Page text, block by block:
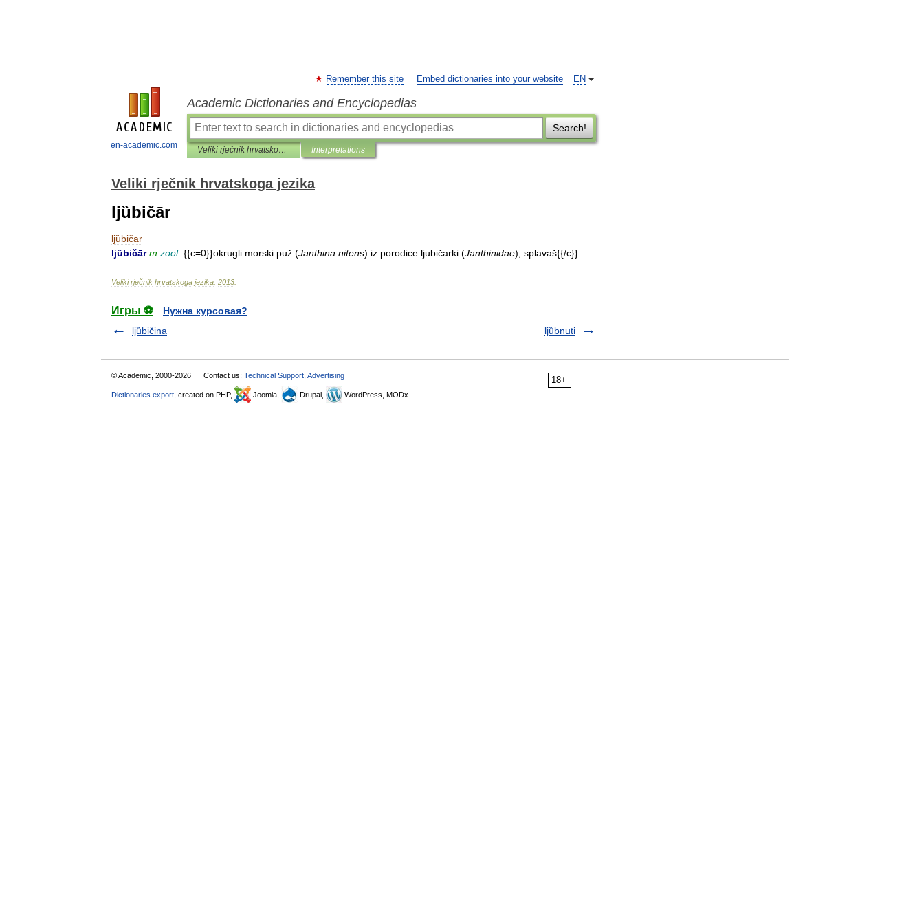
en-academic.com
EN
Remember this site Embed dictionaries into your website
Academic Dictionaries and Encyclopedias
Search!
Veliki rječnik hrvatskoga jezika Interpretations
Veliki rječnik hrvatskoga jezika
ljȕbičār
ljȕbičār
ljȕbičār m zool. {{c=0}}okrugli morski puž (Janthina nitens) iz porodice ljubičarki (Janthinidae); splavaš{{/c}}
Veliki rječnik hrvatskoga jezika 2013
Игры ⚽
Нужна курсовая?
ljȕbičina
ljȕbnuti
18+
© Academic, 2000-2026 Contact us: Technical Support Advertising
Dictionaries export , created on PHP, Joomla, Drupal, WordPress, MODx.